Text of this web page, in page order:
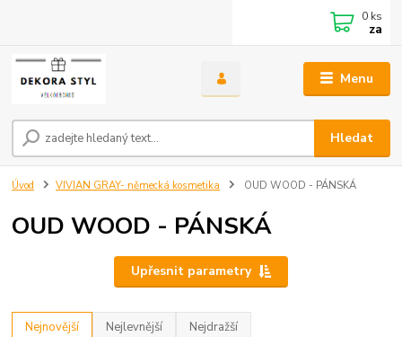
Menu
Hledat
0 ks
za
Úvod VIVIAN GRAY- německá kosmetika OUD WOOD - PÁNSKÁ
OUD WOOD - PÁNSKÁ
Upřesnit parametry
Nejnovější Nejlevnější Nejdražší